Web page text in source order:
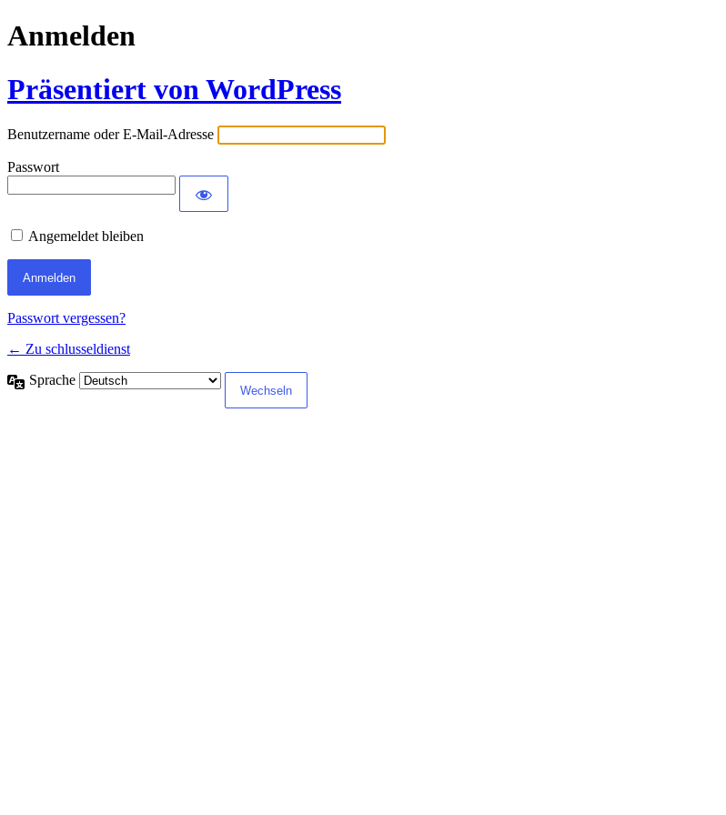
Anmelden
Präsentiert von WordPress
Benutzername oder E-Mail-Adresse
Passwort
Angemeldet bleiben
Passwort vergessen?
← Zu schlusseldienst
Sprache